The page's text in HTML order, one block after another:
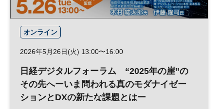
オンライン
2026年5月26日(火) 13:00〜16:00
日経デジタルフォーラム “2025年の崖”の
その先へーいま問われる真のモダナイゼー
ションとDXの新たな課題とはー